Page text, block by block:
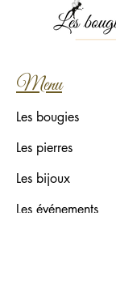
Menu
Les bougies
Les pierres
Les bijoux
Les événements